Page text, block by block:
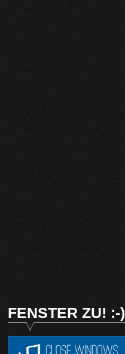
FENSTER ZU! :-)